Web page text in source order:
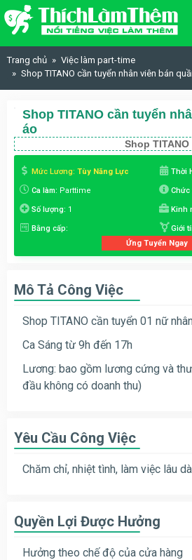
Skip to content
Trang chủ
Việc làm part-time
Shop TITANO cần tuyển nhân viên bán
Shop TITANO cần tuyển
áo
Shop TITANO
Mức Lương: Tùy Năng Lực Thời
Ca làm: Parttime Chức
Số lượng: 1 Kinh
Bằng cấp: Giới
Ứng Tuyển Ngay
Mô Tả Công Việc
Shop TITANO cần tuyển 01 nữ
Ca Sáng từ 9h đến 17h
Lương: bao gồm lương cứng và
đầu không có doanh thu)
Yêu Cầu Công Việc
Chăm chỉ, nhiệt tình, làm việc lâu
Quyền Lợi Được Hưởng
Hưởng theo chế độ của cửa hàng